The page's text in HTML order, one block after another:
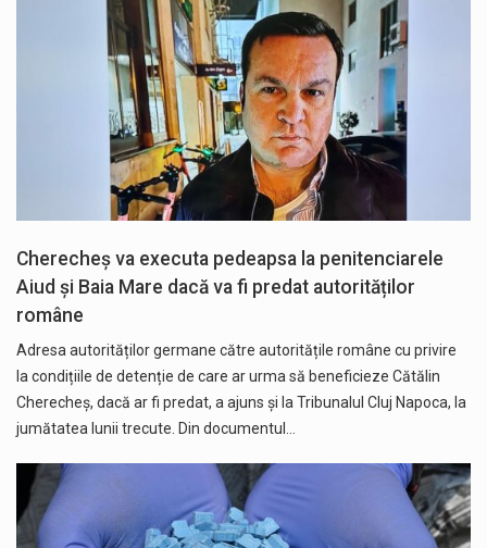
Cherecheș va executa pedeapsa la penitenciarele
Aiud și Baia Mare dacă va fi predat autorităților
române
Adresa autorităților germane către autoritățile române cu privire
la condițiile de detenție de care ar urma să beneficieze Cătălin
Cherecheș, dacă ar fi predat, a ajuns și la Tribunalul Cluj Napoca, la
jumătatea lunii trecute. Din documentul…